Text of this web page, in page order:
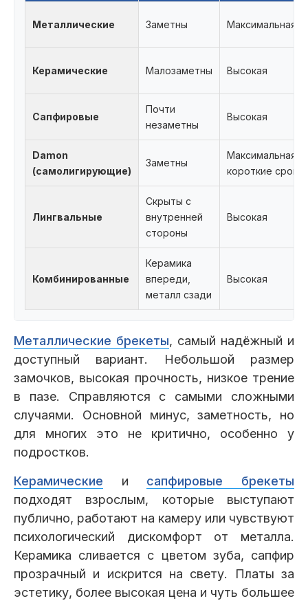
Металлические Заметны Максимальная
Керамические Малозаметны Высокая
Сапфировые
Почти
незаметны
Высокая
Damon
(самолигирующие)
Заметны
Максимальная,
короткие сроки
Лингвальные
Скрыты с
внутренней
стороны
Высокая
Комбинированные
Керамика
впереди,
металл сзади
Высокая
Металлические брекеты, самый надёжный и
доступный вариант. Небольшой размер
замочков, высокая прочность, низкое трение
в пазе. Справляются с самыми сложными
случаями. Основной минус, заметность, но
для многих это не критично, особенно у
подростков.
Керамические и сапфировые брекеты
подходят взрослым, которые выступают
публично, работают на камеру или чувствуют
психологический дискомфорт от металла.
Керамика сливается с цветом зуба, сапфир
прозрачный и искрится на свету. Платы за
эстетику, более высокая цена и чуть большее